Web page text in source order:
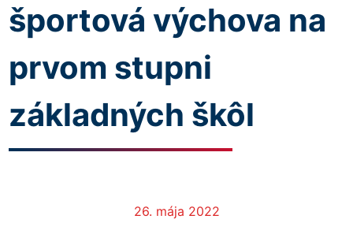
športová výchova na
prvom stupni
základných škôl
26. mája 2022